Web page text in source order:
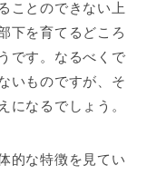
ことのできない上
下を育てるどころ
です。なるべくで
いものですが、そ
になるでしょう。
的な特徴を見てい